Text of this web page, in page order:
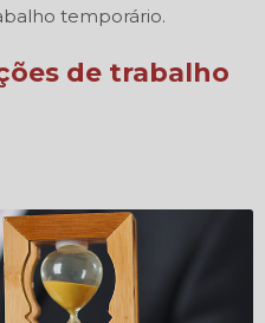
temporário.
de trabalho